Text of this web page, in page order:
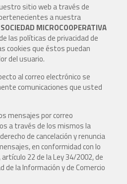
sitio web a través de
a nuestra
MICROCOOPERATIVA
las políticas de privacidad de
cookies que éstos puedan
del usuario.
al correo electrónico se
comunicaciones que usted
mensajes por correo
a través de los mismos la
de cancelación y renuncia
en conformidad con lo
22 de la Ley 34/2002, de
de la Información y de Comercio